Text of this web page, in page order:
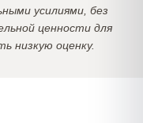
усилиями, без
ценности для
низкую оценку.